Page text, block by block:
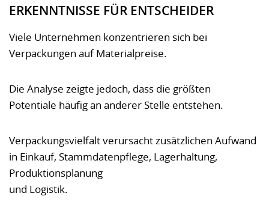
ERKENNTNISSE FÜR ENTSCHEIDER
Viele Unternehmen konzentrieren sich bei
Verpackungen auf Materialpreise.
Die Analyse zeigte jedoch, dass die größten
Potentiale häufig an anderer Stelle entstehen.
Verpackungsvielfalt verursacht zusätzlichen Aufwand
in Einkauf, Stammdatenpflege, Lagerhaltung,
Produktionsplanung
und Logistik.